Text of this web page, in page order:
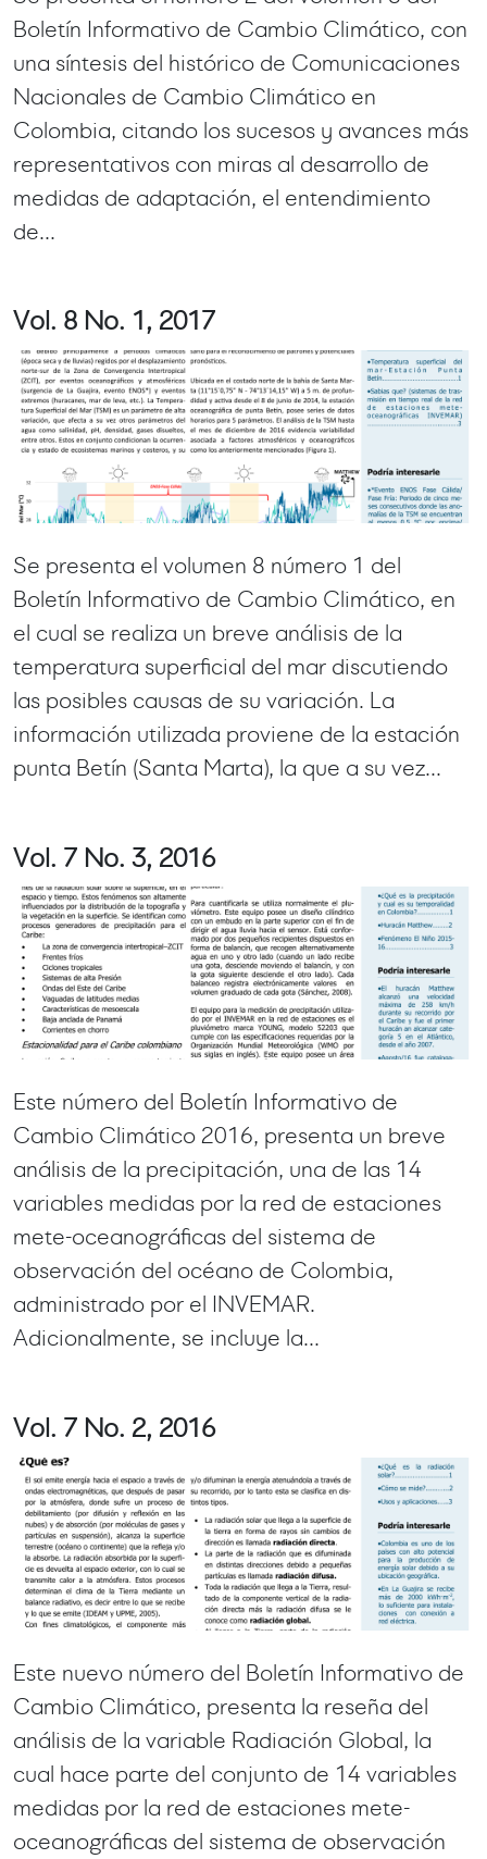
Boletín Informativo de Cambio Climático, con
una síntesis del histórico de Comunicaciones
Nacionales de Cambio Climático en
Colombia, citando los sucesos y avances más
representativos con miras al desarrollo de
medidas de adaptación, el entendimiento
de...
Vol. 8 No. 1, 2017
Se presenta el volumen 8 número 1 del
Boletín Informativo de Cambio Climático, en
el cual se realiza un breve análisis de la
temperatura superficial del mar discutiendo
las posibles causas de su variación. La
información utilizada proviene de la estación
punta Betín (Santa Marta), la que a su vez...
Vol. 7 No. 3, 2016
Este número del Boletín Informativo de
Cambio Climático 2016, presenta un breve
análisis de la precipitación, una de las 14
variables medidas por la red de estaciones
mete-oceanográficas del sistema de
observación del océano de Colombia,
administrado por el INVEMAR.
Adicionalmente, se incluye la...
Vol. 7 No. 2, 2016
Este nuevo número del Boletín Informativo de
Cambio Climático, presenta la reseña del
análisis de la variable Radiación Global, la
cual hace parte del conjunto de 14 variables
medidas por la red de estaciones mete-
oceanográficas del sistema de observación